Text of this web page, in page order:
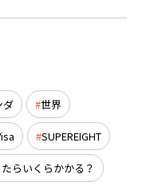
ダ 世界
SUPEREIGHT
らいくらかかる？